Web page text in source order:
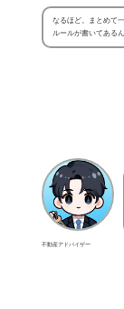
なるほど。まとめて
ルールが書いてある
不動産アドバイザー